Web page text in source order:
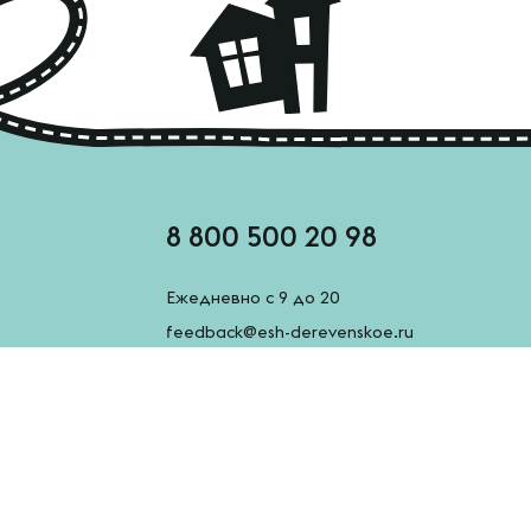
8 800 500 20 98
Ежедневно с 9 до 20
feedback@esh-derevenskoe.ru